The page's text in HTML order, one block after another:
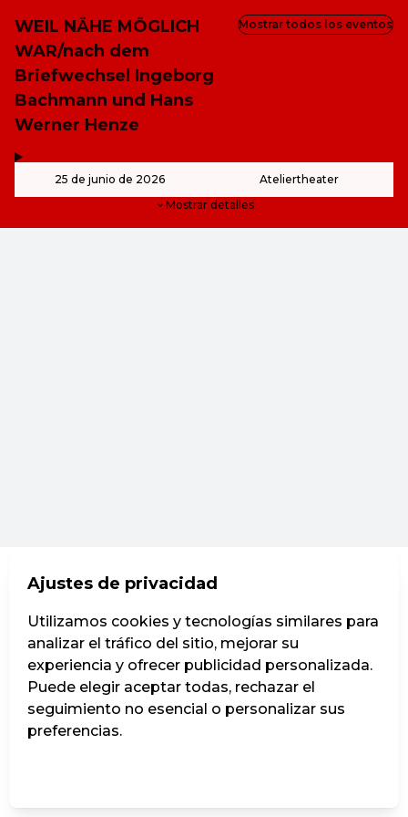
WEIL NÄHE MÖGLICH
WAR/nach dem
Briefwechsel Ingeborg
Bachmann und Hans
Werner Henze
25 de junio de 2026 Ateliertheater
Mostrar detalles
Mostrar todos los eventos
Ajustes de privacidad
Utilizamos cookies y tecnologías similares para
analizar el tráfico del sitio, mejorar su
experiencia y ofrecer publicidad personalizada.
Puede elegir aceptar todas, rechazar el
seguimiento no esencial o personalizar sus
preferencias.